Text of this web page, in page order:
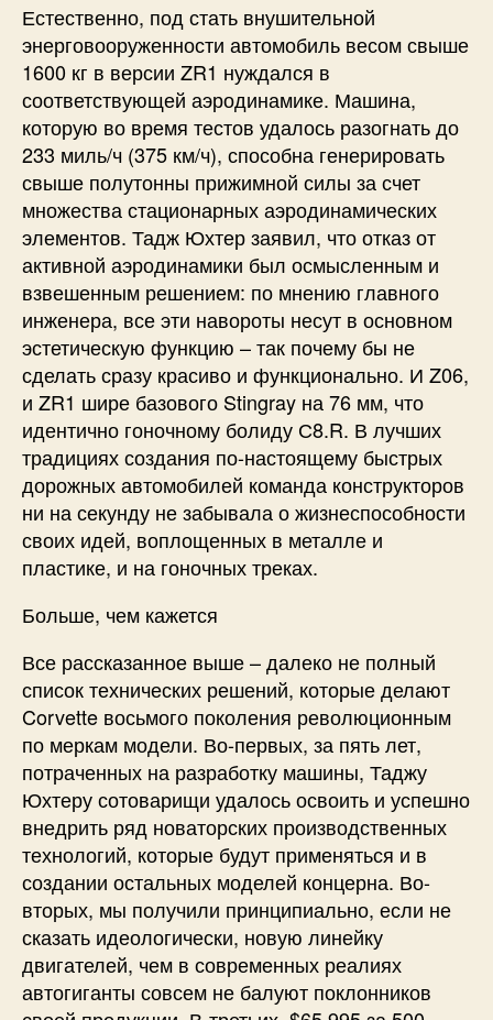
Естественно, под стать внушительной
энерговооруженности автомобиль весом свыше
1600 кг в версии ZR1 нуждался в
соответствующей аэродинамике. Машина,
которую во время тестов удалось разогнать до
233 миль/ч (375 км/ч), способна генерировать
свыше полутонны прижимной силы за счет
множества стационарных аэродинамических
элементов. Тадж Юхтер заявил, что отказ от
активной аэродинамики был осмысленным и
взвешенным решением: по мнению главного
инженера, все эти навороты несут в основном
эстетическую функцию – так почему бы не
сделать сразу красиво и функционально. И Z06,
и ZR1 шире базового Stingray на 76 мм, что
идентично гоночному болиду С8.R. В лучших
традициях создания по-настоящему быстрых
дорожных автомобилей команда конструкторов
ни на секунду не забывала о жизнеспособности
своих идей, воплощенных в металле и
пластике, и на гоночных треках.
Больше, чем кажется
Все рассказанное выше – далеко не полный
список технических решений, которые делают
Corvette восьмого поколения революционным
по меркам модели. Во-первых, за пять лет,
потраченных на разработку машины, Таджу
Юхтеру сотоварищи удалось освоить и успешно
внедрить ряд новаторских производственных
технологий, которые будут применяться и в
создании остальных моделей концерна. Во-
вторых, мы получили принципиально, если не
сказать идеологически, новую линейку
двигателей, чем в современных реалиях
автогиганты совсем не балуют поклонников